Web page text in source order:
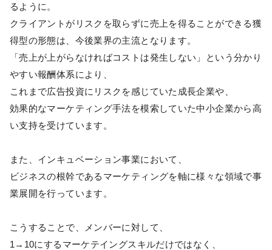
るように。
クライアントがリスクを取らずに売上を得ることができる獲
得型の形態は、今後業界の主流となります。
「売上が上がらなければコストは発生しない」という分かり
やすい報酬体系により、
これまで広告投資にリスクを感じていた成長企業や、
効果的なマーケティング手法を模索していた中小企業から高
い支持を受けています。
また、インキュベーション事業において、
ビジネスの根幹であるマーケティングを軸に様々な領域で事
業展開を行っています。
こうすることで、メンバーに対して、
1→10にするマーケテイングスキルだけではなく、